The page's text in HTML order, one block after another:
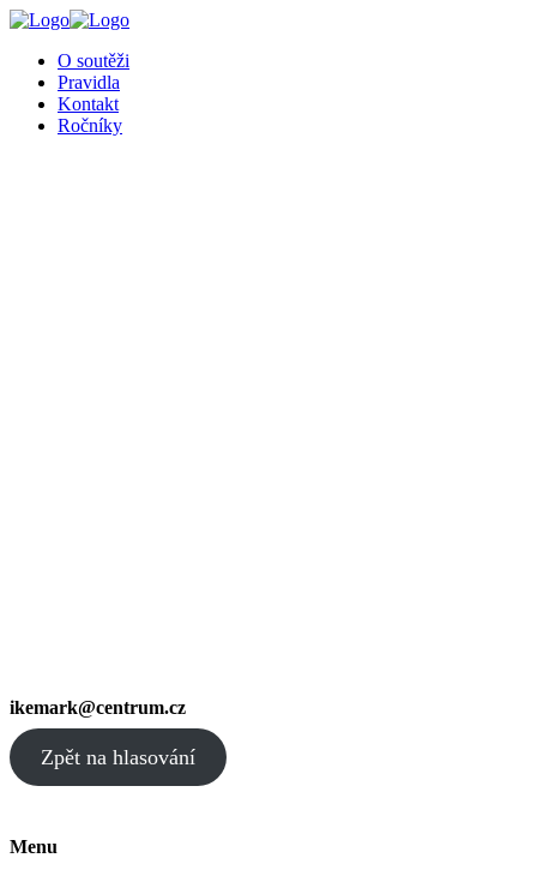
O soutěži
Pravidla
Kontakt
Ročníky
ikemark@centrum.cz
Zpět na hlasování
Menu